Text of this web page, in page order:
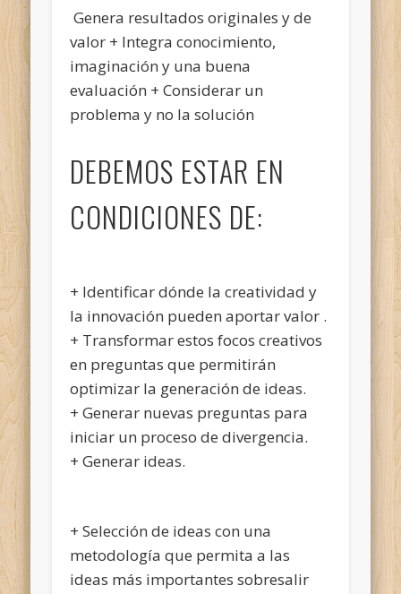
Genera resultados originalesy de
valor + Integra conocimiento,
imaginación y una buena
evaluación + Considerar un
problema y no la solución
DEBEMOS ESTAR EN
CONDICIONES DE:
+ Identificar dónde la creatividad y
la innovación pueden aportar valor .
+ Transformar estos focos creativos
en preguntas que permitirán
optimizar la generación de ideas.
+ Generar nuevas preguntas para
iniciar un proceso de divergencia.
+ Generar ideas.
+ Selección de ideas con una
metodología que permita a las
ideas más importantes sobresalir